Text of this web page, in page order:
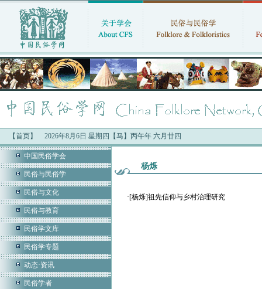
【首页】 2026年8月6日 星期四【马】丙午年 六月廿四
中国民俗学会
民俗与民俗学
民俗与文化
民俗与教育
民俗学文库
民俗学专题
动态·资讯
民俗学者
杨烁
·[杨烁]祖先信仰与乡村治理研究